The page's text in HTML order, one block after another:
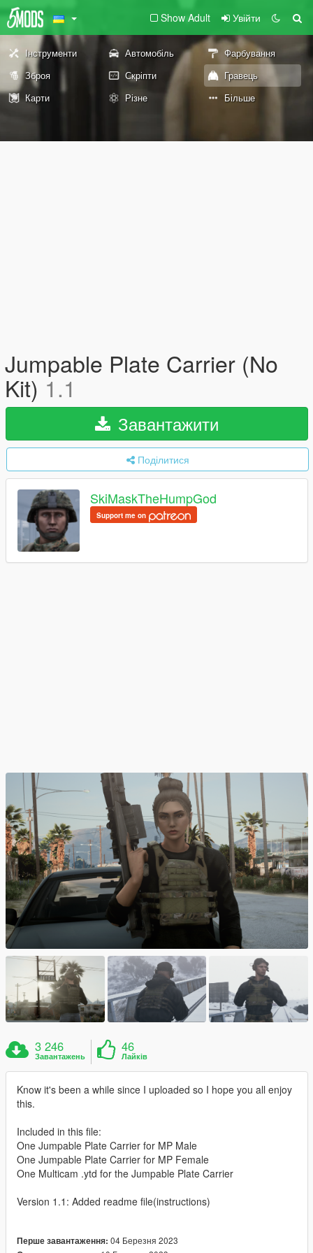
Show Adult Увійти
Інструменти Автомобіль
Фарбування
Зброя
Скріпти
Гравець
Карти
Різне Більше
Jumpable Plate Carrier (No
Kit) 1.1
Завантажити
Поділитися
SkiMaskTheHumpGod
Support me on
3 246
Завантажень
46
Лайків
Know it's been a while since I uploaded so I hope you all enjoy
this.
Included in this file:
One Jumpable Plate Carrier for MP Male
One Jumpable Plate Carrier for MP Female
One Multicam .ytd for the Jumpable Plate Carrier
Version 1.1: Added readme file(instructions)
Перше завантаження: 04 Березня 2023